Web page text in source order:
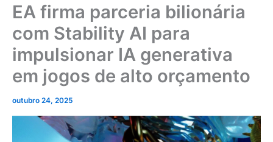
EA firma parceria bilionária
com Stability AI para
impulsionar IA generativa
em jogos de alto orçamento
outubro 24, 2025